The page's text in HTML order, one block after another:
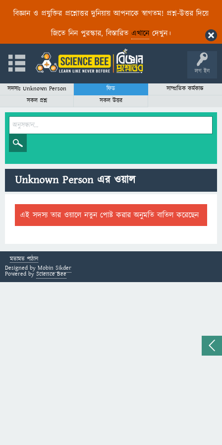
বিজ্ঞান ও প্রযুক্তির প্রশ্নোত্তর দুনিয়ায় আপনাকে স্বাগতম! প্রশ্ন-উত্তর দিয়ে
জিতে নিন পুরস্কার, বিস্তারিত এখানেদেখুন।
লগ ইন
সদস্যঃ Unknown Person ফিড
সাম্প্রতিক কর্মকান্ড
সকল প্রশ্ন
সকল উত্তর
Unknown Person এর ওয়াল
এই সদস্য তার ওয়ালে নতুন পোষ্ট করার অনুমতি বাতিল করেছেন
মতামত পাঠান
Designed by Mobin Sikder
Powered by Science Bee